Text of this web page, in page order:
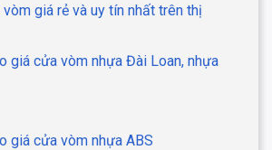
giá rẻ và uy tín nhất trên thị
giá cửa vòm nhựa Đài Loan, nhựa
giá cửa vòm nhựa ABS